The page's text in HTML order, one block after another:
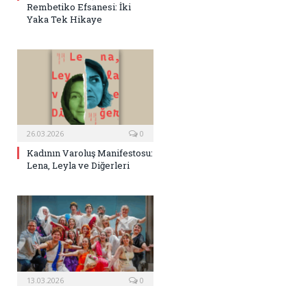
Rembetiko Efsanesi: İki
Yaka Tek Hikaye
26.03.2026 0
Kadının Varoluş Manifestosu:
Lena, Leyla ve Diğerleri
13.03.2026 0